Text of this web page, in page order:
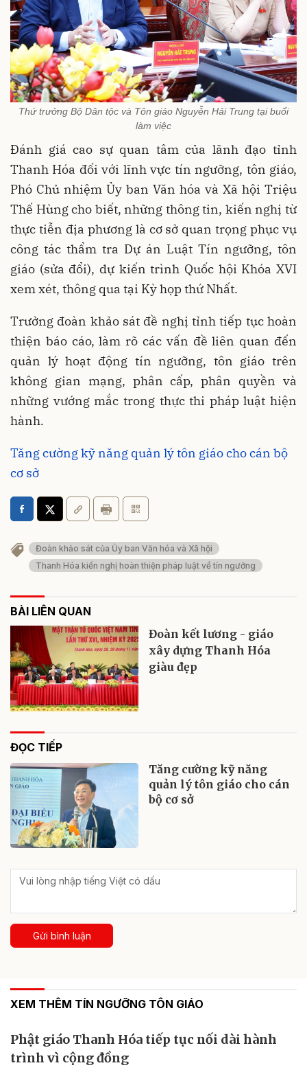
Thứ trưởng Bộ Dân tộc và Tôn giáo Nguyễn Hải Trung tại buổi
làm việc
Đánh giá cao sự quan tâm của lãnh đạo tỉnh
Thanh Hóa đối với lĩnh vực tín ngưỡng, tôn giáo,
Phó Chủ nhiệm Ủy ban Văn hóa và Xã hội Triệu
Thế Hùng cho biết, những thông tin, kiến nghị từ
thực tiễn địa phương là cơ sở quan trọng phục vụ
công tác thẩm tra Dự án Luật Tín ngưỡng, tôn
giáo (sửa đổi), dự kiến trình Quốc hội Khóa XVI
xem xét, thông qua tại Kỳ họp thứ Nhất.
Trưởng đoàn khảo sát đề nghị tỉnh tiếp tục hoàn
thiện báo cáo, làm rõ các vấn đề liên quan đến
quản lý hoạt động tín ngưỡng, tôn giáo trên
không gian mạng, phân cấp, phân quyền và
những vướng mắc trong thực thi pháp luật hiện
hành.
Tăng cường kỹ năng quản lý tôn giáo cho cán bộ
cơ sở
Đoàn khảo sát của Ủy ban Văn hóa và Xã hội
Thanh Hóa kiến nghị hoàn thiện pháp luật về tín ngưỡng
BÀI LIÊN QUAN
Đoàn kết lương - giáo
xây dựng Thanh Hóa
giàu đẹp
ĐỌC TIẾP
Tăng cường kỹ năng
quản lý tôn giáo cho cán
bộ cơ sở
Gửi bình luận
XEM THÊM TÍN NGƯỠNG TÔN GIÁO
Phật giáo Thanh Hóa tiếp tục nối dài hành
trình vì cộng đồng